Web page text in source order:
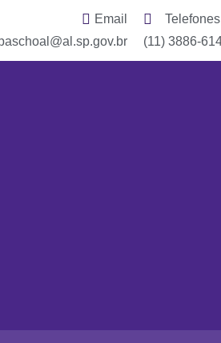
Email
Telefones
(11) 3886-